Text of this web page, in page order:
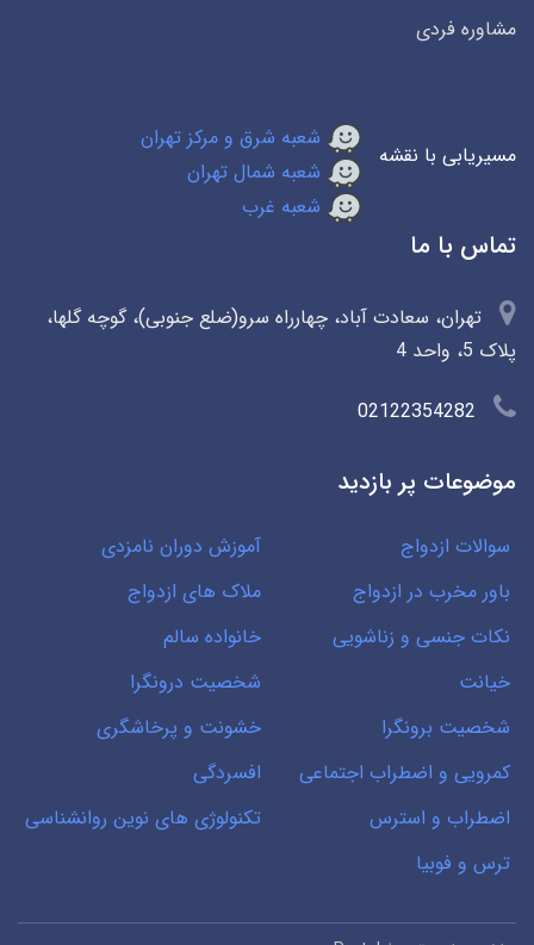
مشاوره فردی
مسیریابی با نقشه
شعبه شرق و مرکز تهران
شعبه شمال تهران
شعبه غرب
تماس با ما
تهران، سعادت آباد، چهارراه سرو(ضلع جنوبی)، گوچه گلها،
پلاک 5، واحد 4
02122354282
موضوعات پر بازدید
سوالات ازدواج
آموزش دوران نامزدی
باور مخرب در ازدواج
ملاک های ازدواج
نکات جنسی و زناشویی
خانواده سالم
خیانت
شخصیت درونگرا
شخصیت برونگرا
خشونت و پرخاشگری
کمرویی و اضطراب اجتماعی
افسردگی
اضطراب و استرس
تکنولوژی های نوین روانشناسی
ترس و فوبیا